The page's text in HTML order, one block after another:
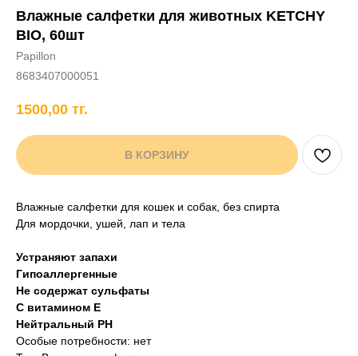
Хорькам
+7 706 407 30 81
Влажные салфетки для животных KETCHY
BIO, 60шт
Papillon
8683407000051
1500,00 тг.
В КОРЗИНУ
Влажные салфетки для кошек и собак, без спирта
Для мордочки, ушей, лап и тела
Устраняют запахи
Гипоаллергенные
Не содержат сульфаты
С витамином Е
Нейтральный PH
Особые потребности: нет